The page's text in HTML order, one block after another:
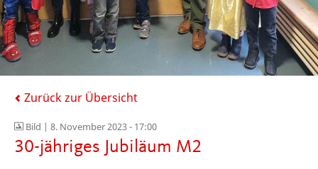
Zurück zur Übersicht
Bild | 8. November 2023 - 17:00
30-jähriges Jubiläum M2